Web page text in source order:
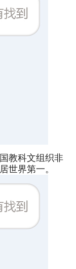
教科文组织非
世界第一。